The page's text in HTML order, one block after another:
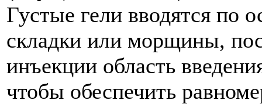
Густые гели вводятся по
складки или морщины,
инъекции область
чтобы обеспечить